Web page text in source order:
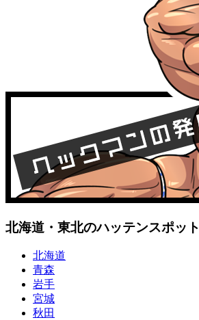
北海道・東北のハッテンスポット
北海道
青森
岩手
宮城
秋田